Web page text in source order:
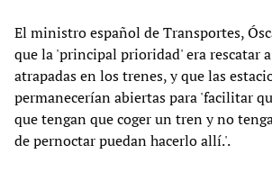
El ministro español de Transportes,
que la 'principal prioridad' era rescatar
atrapadas en los trenes, y que las
permanecerían abiertas para 'facilitar
que tengan que coger un tren y no
de pernoctar puedan hacerlo allí.'.